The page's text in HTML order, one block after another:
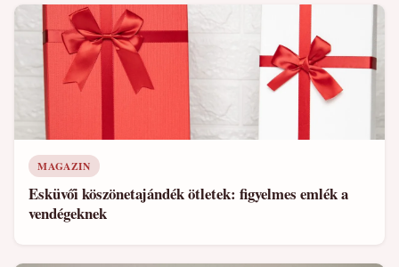
MAGAZIN
Esküvői köszönetajándék ötletek: figyelmes emlék a
vendégeknek